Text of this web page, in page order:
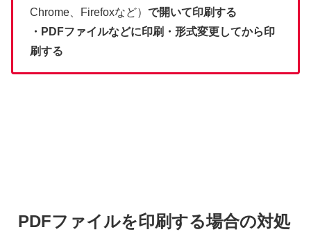
Chrome、Firefoxなど） で開いて印刷する
・PDFファイルなどに印刷・形式変更してから印
刷する
PDFファイルを印刷する場合の対処